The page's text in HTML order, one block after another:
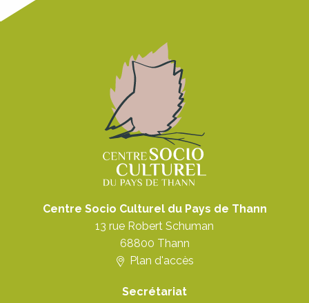
Centre Socio Culturel du Pays de Thann
13 rue Robert Schuman
68800 Thann
Plan d'accès
Secrétariat